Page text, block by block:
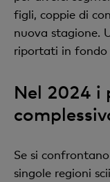
figli, coppie di
nuova stagione.
riportati in fondo
Nel 2024 i
Se si
singole regioni